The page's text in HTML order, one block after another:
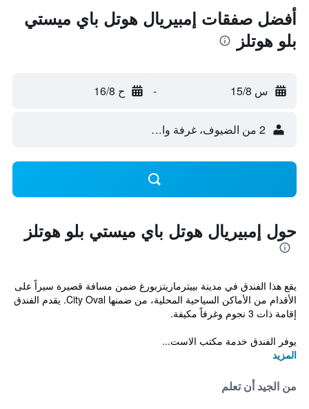
أفضل صفقات إمبيريال هوتل باي ميستي
بلو هوتلز
س 15/8 - ح 16/8
2 من الضيوف، غرفة واحدة
حول إمبيريال هوتل باي ميستي بلو هوتلز
يقع هذا الفندق في مدينة بييترماريتزبورغ ضمن مسافة قصيرة سيراً على
الأقدام من الأماكن السياحية المحلية، من ضمنها City Oval. يقدم الفندق
إقامة ذات 3 نجوم وغرفاً مكيفة.
يوفر الفندق خدمة مكتب الاست...
المزيد
من الجيد أن تعلم